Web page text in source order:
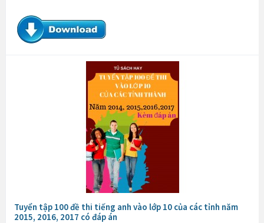
Tuyển tập 100 đề thi tiếng anh vào lớp 10 của các tỉnh năm
2015, 2016, 2017 có đáp án